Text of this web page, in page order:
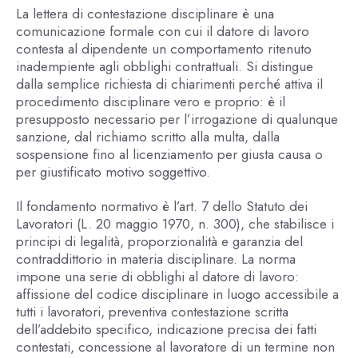
La lettera di contestazione disciplinare è una
comunicazione formale con cui il datore di lavoro
contesta al dipendente un comportamento ritenuto
inadempiente agli obblighi contrattuali. Si distingue
dalla semplice richiesta di chiarimenti perché attiva il
procedimento disciplinare vero e proprio: è il
presupposto necessario per l’irrogazione di qualunque
sanzione, dal richiamo scritto alla multa, dalla
sospensione fino al licenziamento per giusta causa o
per giustificato motivo soggettivo.
Il fondamento normativo è l’art. 7 dello Statuto dei
Lavoratori (L. 20 maggio 1970, n. 300), che stabilisce i
principi di legalità, proporzionalità e garanzia del
contraddittorio in materia disciplinare. La norma
impone una serie di obblighi al datore di lavoro:
affissione del codice disciplinare in luogo accessibile a
tutti i lavoratori, preventiva contestazione scritta
dell’addebito specifico, indicazione precisa dei fatti
contestati, concessione al lavoratore di un termine non